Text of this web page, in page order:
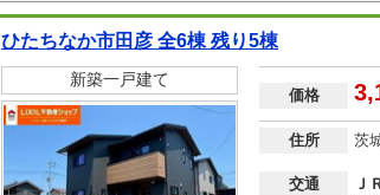
ひたちなか市田彦 全6棟 残り5棟
新築一戸建て
価格
住所 茨
交通
Ｊ